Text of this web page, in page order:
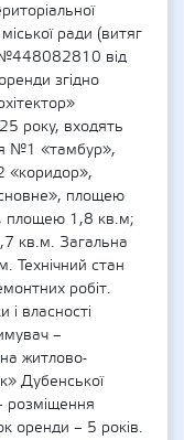
ради (витяг
від
згідно
року, входять
№1 «тамбур»,
площею
площею 1,8 кв.м;
кв.м. Загальна
Технічний стан
робіт.
власності
–
житлово-
Дубенської
розміщення
оренди – 5 років.